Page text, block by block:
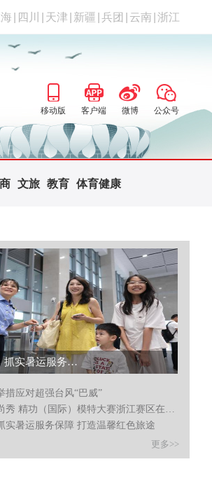
海 四川 天津 新疆 兵团 云南 浙江
移动版 客户端 微博 公众号
文旅 教育 体育健康
嘉兴铁警：抓实暑运服务保障 打造温馨红色旅途...
措应对超强台风“巴威”
夏夜街头时尚秀 精功（国际）模特大赛浙江赛区在杭州收官
实暑运服务保障 打造温馨红色旅途
更多>>